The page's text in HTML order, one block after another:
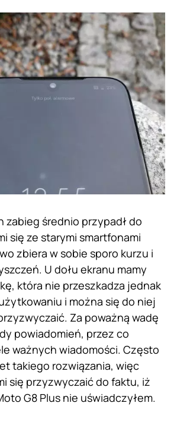
zabieg średnio przypadł do
się ze starymi smartfonami
zbiera w sobie sporo kurzu i
U dołu ekranu mamy
która nie przeszkadza jednak
i można się do niej
Za poważną wadę
powiadomień, przez co
ważnych wiadomości. Często
takiego rozwiązania, więc
się przyzwyczaić do faktu, iż
G8 Plus nie uświadczyłem.